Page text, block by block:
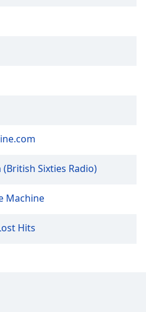
Sixties Radio)
Machine
Hits